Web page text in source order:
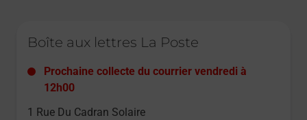
Boîte aux lettres La Poste
Prochaine collecte du courrier vendredi à
12h00
1 Rue Du Cadran Solaire